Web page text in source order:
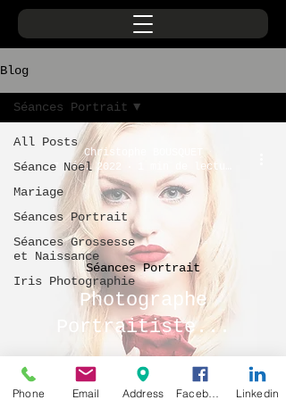
Blog
All Posts
Séance Noel
Mariage
Séances Portrait
Séances Grossesse
et Naissance
Iris Photographie
Séances Portrait
Photographe
Portraitiste...
Séances Portrait
Christophe BOUSQUET
7 déc. 2022
Phone Email Address Linkedin